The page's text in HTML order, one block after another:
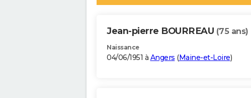
Jean-pierre BOURREAU (75 ans)
Naissance
04/06/1951 à Angers (Maine-et-Loire)